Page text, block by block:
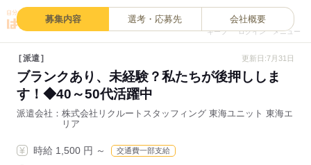
キープ ログイン メニュー
募集内容 選考・応募先 会社概要
派遣 更新日:7月31日
ブランクあり、未経験？私たちが後押ししま
す！◆40～50代活躍中
派遣会社
株式会社リクルートスタッフィング 東海ユニット 東海エ
リア
時給 1,500 円 ～ 交通費一部支給